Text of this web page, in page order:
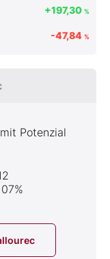
+197,30 %
-47,84 %
Potenzial